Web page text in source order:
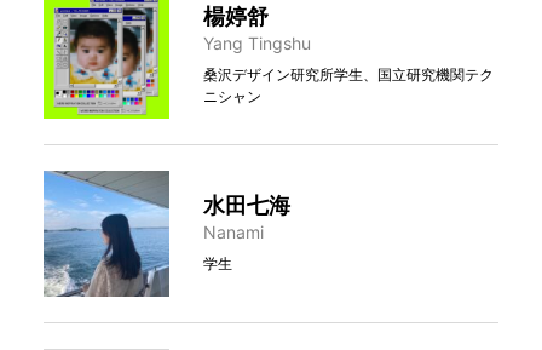
楊婷舒
Yang Tingshu
桑沢デザイン研究所学生、国立研究機関テク
ニシャン
水田七海
Nanami
学生